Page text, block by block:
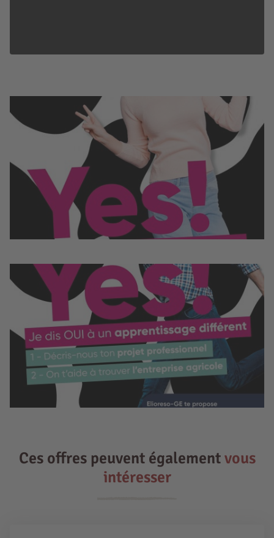
Ces offres peuvent égalementvous
intéresser